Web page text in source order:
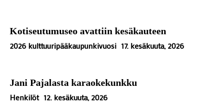
Kotiseutumuseo avattiin kesäkauteen
2026 kulttuuripääkaupunkivuosi 17. kesäkuuta, 2026
Jani Pajalasta karaokekunkku
Henkilöt 12. kesäkuuta, 2026